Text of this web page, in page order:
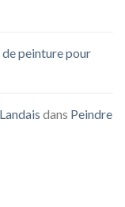
peinture pour
dans Peindre